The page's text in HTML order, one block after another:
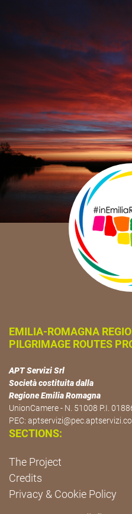
EMILIA-ROMAGNA
PILGRIMAGE ROUTES
APT Servizi Srl
Società costituita dalla
Regione Emilia Romagna
UnionCamere - N. 51008 P.I.
PEC:
SECTIONS:
The Project
Credits
Privacy & Cookie Policy